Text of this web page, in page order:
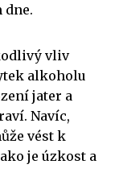
dne.
vliv
alkoholu
jater a
Navíc,
vést k
je úzkost a